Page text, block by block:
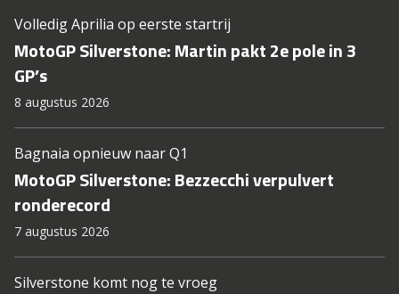
Volledig Aprilia op eerste startrij
MotoGP Silverstone: Martin pakt 2e pole in 3
GP’s
8 augustus 2026
Bagnaia opnieuw naar Q1
MotoGP Silverstone: Bezzecchi verpulvert
ronderecord
7 augustus 2026
Silverstone komt nog te vroeg